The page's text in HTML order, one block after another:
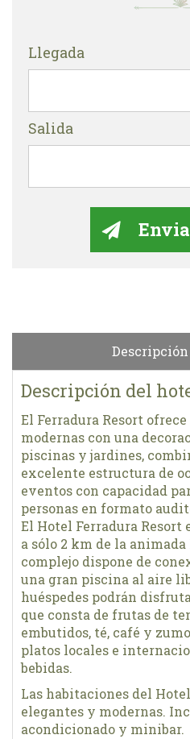
Llegada
Salida
Descripción del
El Ferradura Resort
modernas con una
piscinas y jardines,
excelente estructura de
eventos con capacidad
personas en formato
El Hotel Ferradura Resort
a sólo 2 km de la animada
complejo dispone de
una gran piscina al aire
huéspedes podrán
que consta de frutas de
embutidos, té, café y
platos locales e
bebidas.
Las habitaciones del
elegantes y modernas.
acondicionado y minibar.